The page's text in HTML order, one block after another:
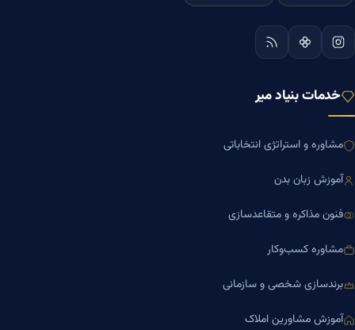
خدمات بنیاد میر
مشاوره و استراتژی انتخاباتی
آموزش زبان بدن
فنون مذاکره و متقاعدسازی
مشاوره کسب‌وکار
برندسازی شخصی و سازمانی
آموزش مشاورین املاک